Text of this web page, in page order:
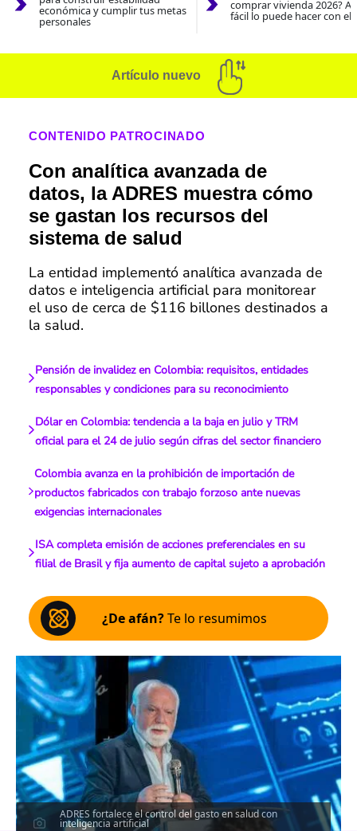
económica y cumplir tus metas
personales
comprar vivienda 2026?
fácil lo puede hacer con el
Artículo nuevo
CONTENIDO PATROCINADO
Con analítica avanzada de
datos, la ADRES muestra cómo
se gastan los recursos del
sistema de salud
La entidad implementó analítica avanzada de
datos e inteligencia artificial para monitorear
el uso de cerca de $116 billones destinados a
la salud.
Pensión de invalidez en Colombia: requisitos, entidades
responsables y condiciones para su reconocimiento
Dólar en Colombia: tendencia a la baja en julio y TRM
oficial para el 24 de julio según cifras del sector financiero
Colombia avanza en la prohibición de importación de
productos fabricados con trabajo forzoso ante nuevas
exigencias internacionales
ISA completa emisión de acciones preferenciales en su
filial de Brasil y fija aumento de capital sujeto a aprobación
¿De afán?Te lo resumimos
ADRES fortalece el control del gasto en salud con
inteligencia artificial